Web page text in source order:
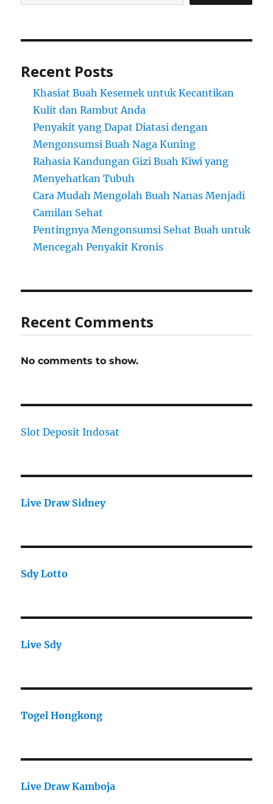
Recent Posts
Khasiat Buah Kesemek untuk Kecantikan
Kulit dan Rambut Anda
Penyakit yang Dapat Diatasi dengan
Mengonsumsi Buah Naga Kuning
Rahasia Kandungan Gizi Buah Kiwi yang
Menyehatkan Tubuh
Cara Mudah Mengolah Buah Nanas Menjadi
Camilan Sehat
Pentingnya Mengonsumsi Sehat Buah untuk
Mencegah Penyakit Kronis
Recent Comments
No comments to show.
Slot Deposit Indosat
Live Draw Sidney
Sdy Lotto
Live Sdy
Togel Hongkong
Live Draw Kamboja